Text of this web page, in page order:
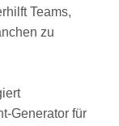
Teams,
zu
Generator für